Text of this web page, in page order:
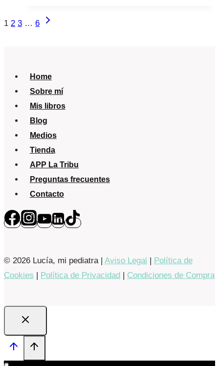
Navegación
1 2 3 … 6
Siguiente
Home
Sobre mí
Mis libros
Blog
Medios
Tienda
APP La Tribu
Preguntas frecuentes
Contacto
© 2026 Lucía, mi pediatra | Aviso Legal | Política de
Cookies | Política de Privacidad | Condiciones de Compra